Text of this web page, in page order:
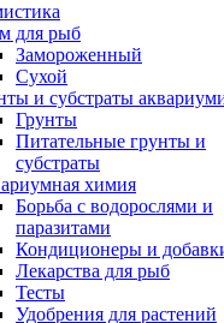
для рыб
Замороженный
Сухой
и субстраты
Грунты
Питательные грунты и
субстраты
химия
Борьба с водорослями и
паразитами
Кондиционеры и
Лекарства для рыб
Тесты
Удобрения для растений